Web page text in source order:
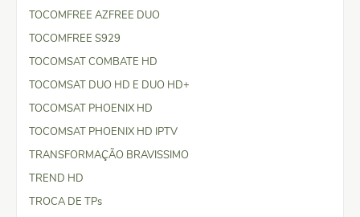
TOCOMFREE AZFREE DUO
TOCOMFREE S929
TOCOMSAT COMBATE HD
TOCOMSAT DUO HD E DUO HD+
TOCOMSAT PHOENIX HD
TOCOMSAT PHOENIX HD IPTV
TRANSFORMAÇÃO BRAVISSIMO
TREND HD
TROCA DE TPs